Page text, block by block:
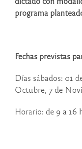
programa
Fechas previstas
Días sábados: 01
Octubre, 7 de
Horario: de 9 a 16